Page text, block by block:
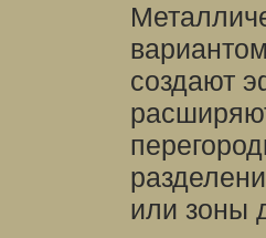
создают
или зоны